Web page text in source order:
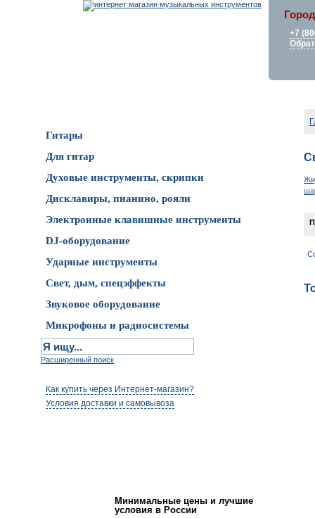
+7
Гитары
Для гитар
Духовые инструменты, скрипки
Дисклавиры, пианино, рояли
Электронные клавишные инструменты
DJ-оборудование
Ударные инструменты
Свет, дым, спецэффекты
Звуковое оборудование
Микрофоны и радиосистемы
Расширенный поиск
Как купить через Интернет-магазин?
Условия доставки и самовывоза
Минимальные цены и лучшие
условия в России